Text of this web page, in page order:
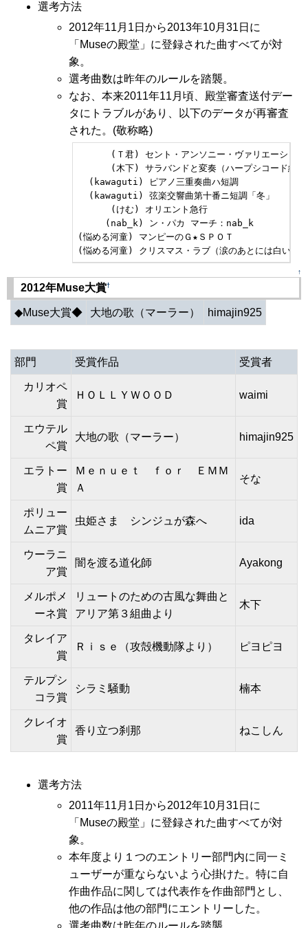
選考方法
2012年11月1日から2013年10月31日に
「Museの殿堂」に登録された曲すべてが対
象。
選考曲数は昨年のルールを踏襲。
なお、本来2011年11月頃、殿堂審査送付デー
タにトラブルがあり、以下のデータが再審査
された。(敬称略)
      (Ｔ君) セント・アンソニー・ヴァリエーション
(木下) サラバンドと変奏（ハープシコード組曲
  (kawaguti) ピアノ三重奏曲ハ短調
  (kawaguti) 弦楽交響曲第十番ニ短調「冬」
      (けむ) オリエント急行
     (nab_k) ン・パカ マーチ：nab_k
(悩める河童) マンピーのＧ★ＳＰＯＴ
(悩める河童) クリスマス・ラブ（涙のあとには白い雪
↑
2012年Muse大賞†
◆Muse大賞◆ 大地の歌（マーラー） himajin925
部門 受賞作品 受賞者
カリオペ
賞
ＨＯＬＬＹＷＯＯＤ waimi
エウテル
ペ賞
大地の歌（マーラー） himajin925
エラトー
賞
Ｍｅｎｕｅｔ ｆｏｒ ＥＭＭ
Ａ
そな
ポリュー
ムニア賞
虫姫さま シンジュが森へ ida
ウーラニ
ア賞
闇を渡る道化師 Ayakong
メルポメ
ーネ賞
リュートのための古風な舞曲と
アリア第３組曲より
木下
タレイア
賞
Ｒｉｓｅ（攻殻機動隊より） ピヨピヨ
テルプシ
コラ賞
シラミ騒動 楠本
クレイオ
賞
香り立つ刹那 ねこしん
選考方法
2011年11月1日から2012年10月31日に
「Museの殿堂」に登録された曲すべてが対
象。
本年度より１つのエントリー部門内に同一ミ
ューザーが重ならないよう心掛けた。特に自
作曲作品に関しては代表作を作曲部門とし、
他の作品は他の部門にエントリーした。
選考曲数は昨年のルールを踏襲。